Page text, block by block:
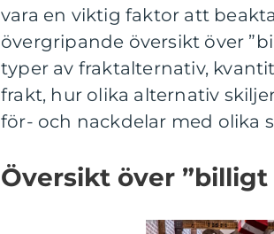
vara en viktig faktor att
övergripande översikt över
typer av fraktalternativ,
frakt, hur olika alternativ
för- och nackdelar med olika
Översikt över ”billigt